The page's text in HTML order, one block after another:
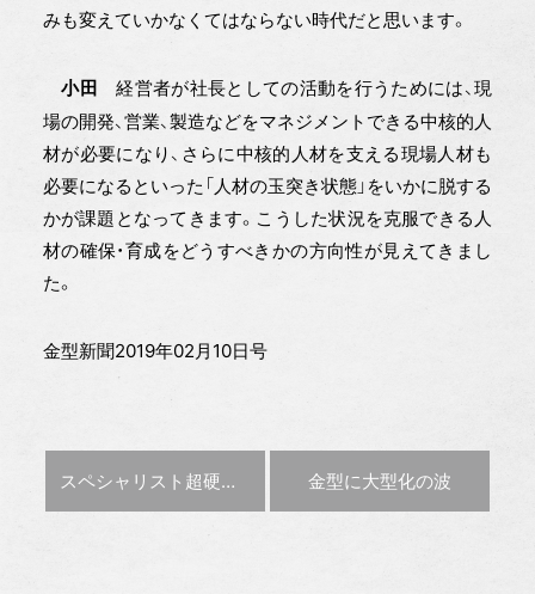
みも変えていかなくてはならない時代だと思います。
小田
経営者が社長としての活動を行うためには、現
場の開発、営業、製造などをマネジメントできる中核的人
材が必要になり、さらに中核的人材を支える現場人材も
必要になるといった「人材の玉突き状態」をいかに脱する
かが課題となってきます。こうした状況を克服できる人
材の確保・育成をどうすべきかの方向性が見えてきまし
た。
金型新聞2019年02月10日号
前の記事 :
スペシャリスト 超硬材料 共立合金製作所 次の記事 :
金型に大型化の波